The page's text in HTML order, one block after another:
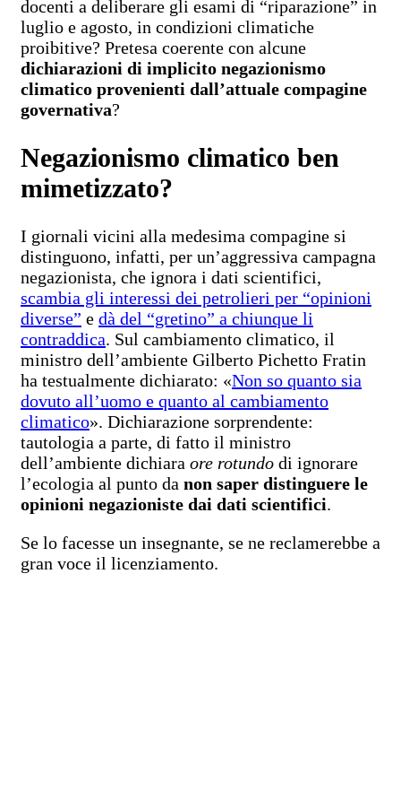
docenti a deliberare gli esami di “riparazione” in
luglio e agosto, in condizioni climatiche
proibitive? Pretesa coerente con alcune
dichiarazioni di implicito negazionismo
climatico provenienti dall’attuale compagine
governativa?
Negazionismo climatico ben
mimetizzato?
I giornali vicini alla medesima compagine si
distinguono, infatti, per un’aggressiva campagna
negazionista, che ignora i dati scientifici,
scambia gli interessi dei petrolieri per “opinioni
diverse” e dà del “gretino” a chiunque li
contraddica. Sul cambiamento climatico, il
ministro dell’ambiente Gilberto Pichetto Fratin
ha testualmente dichiarato: «Non so quanto sia
dovuto all’uomo e quanto al cambiamento
climatico». Dichiarazione sorprendente:
tautologia a parte, di fatto il ministro
dell’ambiente dichiara ore rotundo di ignorare
l’ecologia al punto da non saper distinguere le
opinioni negazioniste dai dati scientifici.
Se lo facesse un insegnante, se ne reclamerebbe a
gran voce il licenziamento.